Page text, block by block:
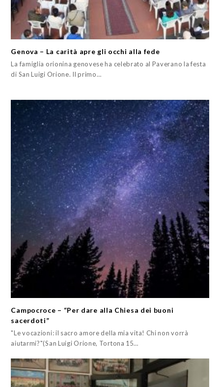
Genova – La carità apre gli occhi alla fede
La famiglia orionina genovese ha celebrato al Paverano la festa
di San Luigi Orione. Il primo…
Campocroce – “Per dare alla Chiesa dei buoni
sacerdoti”
"Le vocazioni: il sacro amore della mia vita! Chi non vorrà
aiutarmi?"(San Luigi Orione, Tortona 15…